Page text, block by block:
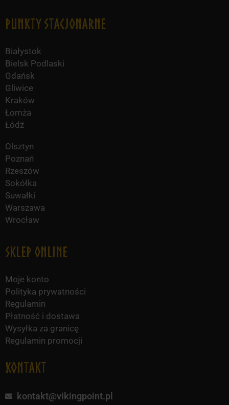
Punkty Stacjonarne
Białystok
Bielsk Podlaski
Gdańsk
Gliwice
Kraków
Łomża
Łódź
Olsztyn
Poznań
Rzeszów
Sokółka
Suwałki
Warszawa
Wrocław
Sklep online
Moje konto
Polityka prywatności
Regulamin
Płatność i dostawa
Wysyłka za granicę
Regulamin promocji
KONTAKT
kontakt@vikingpoint.pl